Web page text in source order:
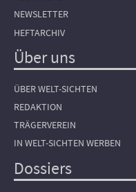
NEWSLETTER
HEFTARCHIV
Über uns
ÜBER WELT-SICHTEN
REDAKTION
TRÄGERVEREIN
IN WELT-SICHTEN WERBEN
Dossiers